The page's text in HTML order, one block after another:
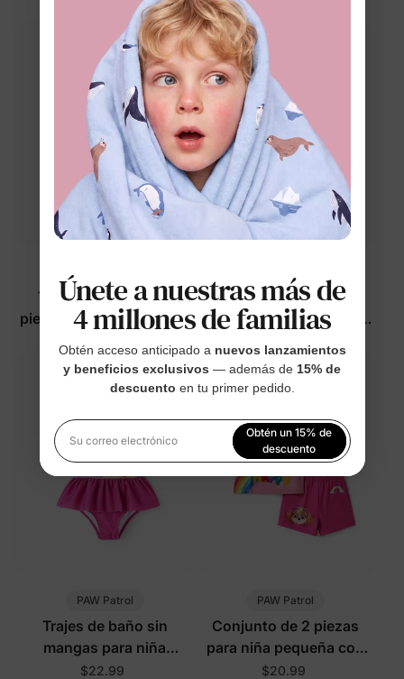
Princesas Disney
pequeña/niño Barbie con
diadema Hot
Trajes de baño de 2
piezas para bebés/niños
Camiseta sin mangas y
camiseta de tirantes para
PAW Patrol
Trajes de baño sin
mangas para niña
pequeña con protección
$22.99
PAW Patrol
Conjunto de 2 piezas
para niña pequeña con
arcoíris rosa
$20.99
Únete a nuestras más de
4 millones de familias
Obtén acceso anticipado a nuevos lanzamientos
y beneficios exclusivos — además de 15% de
descuento en tu primer pedido.
Su correo electrónico
Obtén un 15% de
descuento
Al registrarte, aceptas nuestra Política de privacidad